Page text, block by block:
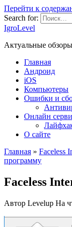
Перейти к
Search for:
IgroLevel
Актуальные
Главная
Андроид
iOS
Компьютеры
Ошибки и
Онлайн
О сайте
Главная » Faceless
программу
Faceless
Автор Levelup На